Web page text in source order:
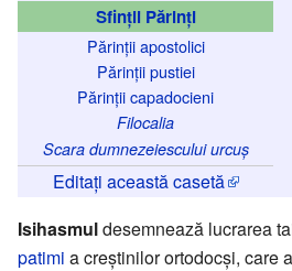
Sfinții Părinți
Părinții apostolici
Părinții pustiei
Părinții capadocieni
Filocalia
Scara dumnezeiescului urcuș
Editați această casetă
Isihasmuldesemnează lucrarea
patimi a creștinilor ortodocși, care